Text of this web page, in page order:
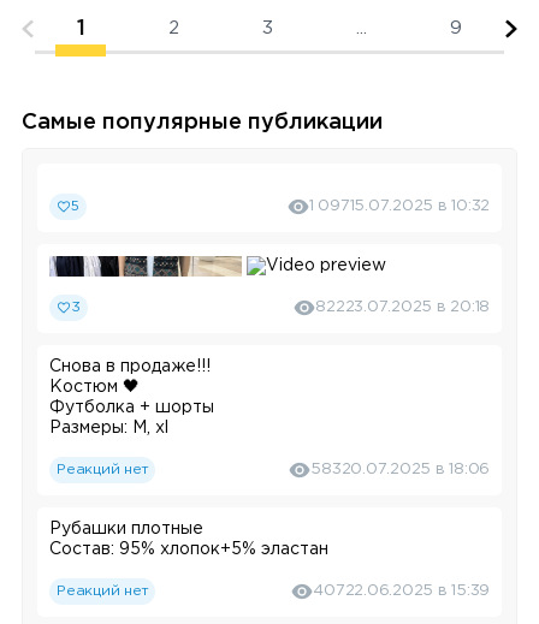
1 2 3 9
Самые популярные публикации
5 1 09715.07.2025 в 10:32
3 82223.07.2025 в 20:18
Снова в продаже!!!
Костюм 🖤
Футболка + шорты
Размеры: М, xl
Реакций нет 58320.07.2025 в 18:06
Рубашки плотные
Состав: 95% хлопок+5% эластан
Реакций нет 40722.06.2025 в 15:39